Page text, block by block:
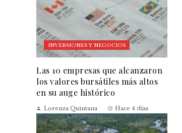
INVERSIONES Y NEGOCIOS
Las 10 empresas que alcanzaron
los valores bursátiles más altos
en su auge histórico
Lorenza Quintana Hace 4 días